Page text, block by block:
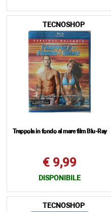
TECNOSHOP
Trappola in fondo al mare film Blu-Ray
€ 9,99
DISPONIBILE
TECNOSHOP